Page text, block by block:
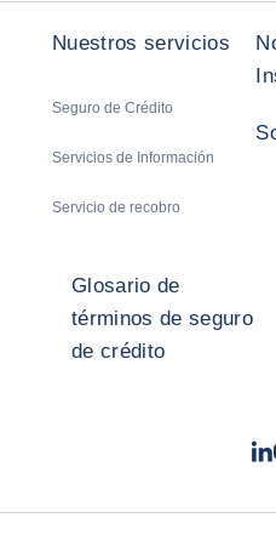
Nuestros servicios
Seguro de Crédito
Servicios de Información
Servicio de recobro
Glosario de
términos de seguro
de crédito